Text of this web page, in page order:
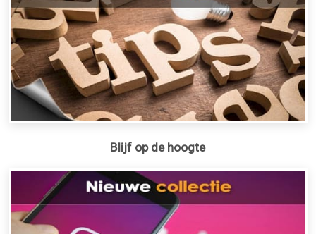
Blijf op de hoogte